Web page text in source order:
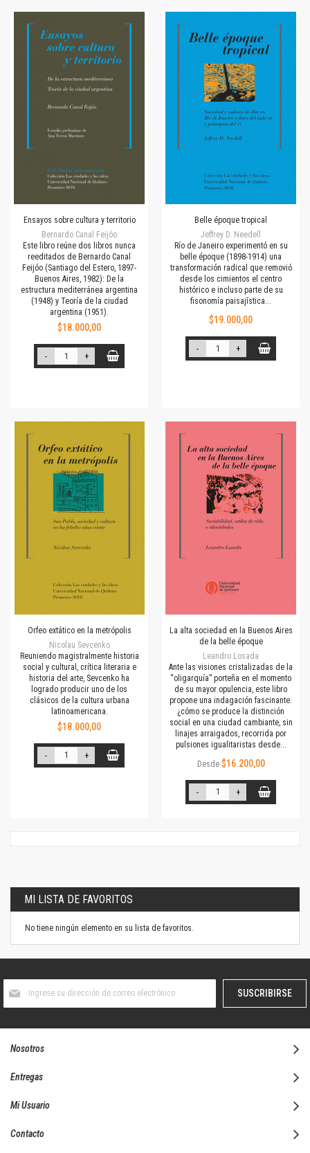
Ensayos sobre cultura y territorio
Bernardo Canal Feijóo
Este libro reúne dos libros nunca
reeditados de Bernardo Canal
Feijóo (Santiago del Estero, 1897-
Buenos Aires, 1982): De la
estructura mediterránea argentina
(1948) y Teoría de la ciudad
argentina (1951).
$18.000,00
- +
Belle époque tropical
Jeffrey D. Needell
Río de Janeiro experimentó en su
belle époque (1898-1914) una
transformación radical que removió
desde los cimientos el centro
histórico e incluso parte de su
fisonomía paisajística...
$19.000,00
- +
Orfeo extático en la metrópolis
Nicolau Sevcenko
Reuniendo magistralmente historia
social y cultural, crítica literaria e
historia del arte, Sevcenko ha
logrado producir uno de los
clásicos de la cultura urbana
latinoamericana.
$18.000,00
- +
La alta sociedad en la Buenos Aires
de la belle époque
Leandro Losada
Ante las visiones cristalizadas de la
“oligarquía” porteña en el momento
de su mayor opulencia, este libro
propone una indagación fascinante:
¿cómo se produce la distinción
social en una ciudad cambiante, sin
linajes arraigados, recorrida por
pulsiones igualitaristas desde...
Desde $16.200,00
- +
MI LISTA DE FAVORITOS
No tiene ningún elemento en su lista de favoritos.
boletín
SUSCRIBIRSE
Nosotros
Entregas
Mi Usuario
Contacto